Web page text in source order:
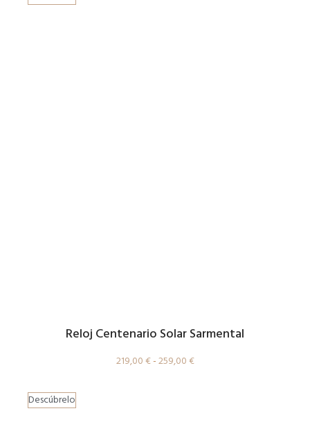
Reloj Centenario Solar Sarmental
219,00 €- 259,00 €
Descúbrelo